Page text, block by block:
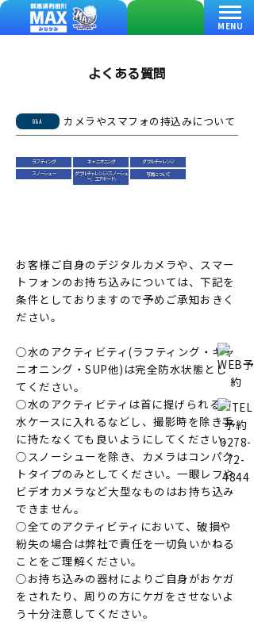
MENU
よくある質問
カメラやスマフォの持込みについて
Q&A
ラフティング キャニオニング ダブルチャレンジ
スノーシュー
ダブルチャレンジ(スノーシュ
ー、エアボード)
写真について
お客様ご自身のデジタルカメラや、スマー
トフォンのお持ち込みについては、下記を
条件としておりますので予めご承知おきく
ださい。
○水のアクティビティ(ラフティング・キャ
ニオニング・SUP他)は完全防水状態とし
てください。
○水のアクティビティは首に提げられる防
水ケースに入れるなどし、撮影時を除き手
に持たなくても良いようにしてください。
○スノーシューを除き、カメラはコンパク
トタイプのみとしてください。一眼レフや
ビデオカメラなど大型なものはお持ち込み
できません。
○全てのアクティビティにおいて、破損や
紛失の場合は弊社で責任を一切負いかねる
ことをご理解ください。
○お持ち込みの器材によりご自身がおケガ
をされたり、周りの方にケガをさせないよ
う十分注意してください。